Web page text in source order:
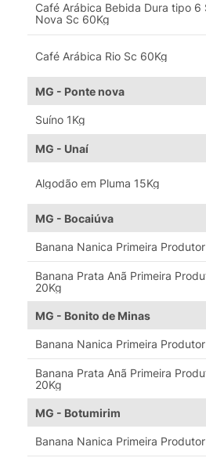
Café Arábica Bebida Dura tipo 6
Nova Sc 60Kg
Café Arábica Rio Sc 60Kg
MG - Ponte nova
Suíno 1Kg
MG - Unaí
Algodão em Pluma 15Kg
MG - Bocaiúva
Banana Nanica Primeira
Banana Prata Anã Primeira
20Kg
MG - Bonito de Minas
Banana Nanica Primeira
Banana Prata Anã Primeira
20Kg
MG - Botumirim
Banana Nanica Primeira